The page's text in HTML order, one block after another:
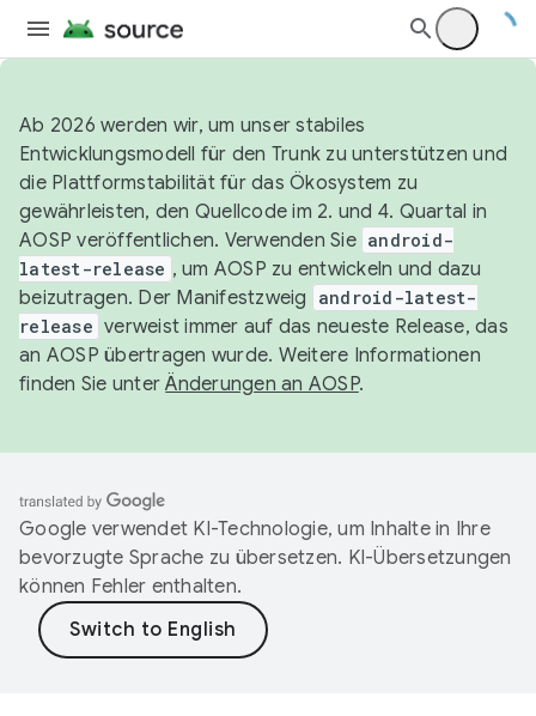
Ab 2026 werden wir, um unser stabiles
Entwicklungsmodell für den Trunk zu unterstützen und
die Plattformstabilität für das Ökosystem zu
gewährleisten, den Quellcode im 2. und 4. Quartal in
AOSP veröffentlichen. Verwenden Sie android-
latest-release , um AOSP zu entwickeln und dazu
beizutragen. Der Manifestzweig
android-latest-
release verweist immer auf das neueste Release, das
an AOSP übertragen wurde. Weitere Informationen
finden Sie unterÄnderungen an AOSP.
Google verwendet KI-Technologie, um Inhalte in Ihre
bevorzugte Sprache zu übersetzen. KI-Übersetzungen
können Fehler enthalten.